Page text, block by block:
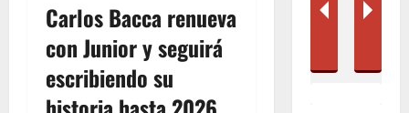
Carlos Bacca renueva
con Junior y seguirá
escribiendo su